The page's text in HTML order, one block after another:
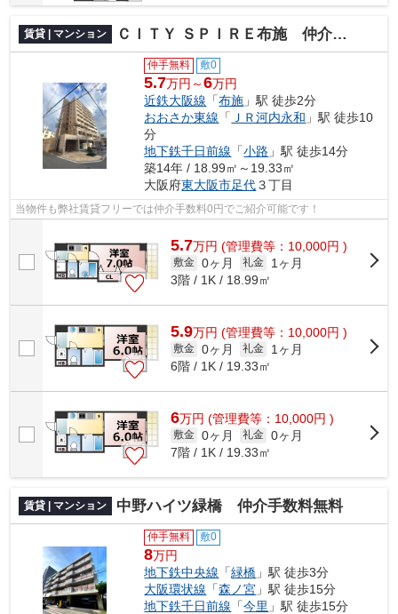
賃貸 | マンション ＣＩＴＹ ＳＰＩＲＥ布施 仲介手数料無料
仲手無料 敷0
5.7万円～6万円
近鉄大阪線 「布施 」駅 徒歩2分
おおさか東線 「 ＪＲ河内永和 」駅 徒歩10
分
地下鉄千日前線 「小路 」駅 徒歩14分
築14年 / 18.99㎡～19.33㎡
大阪府東大阪市足代３丁目
当物件も弊社賃貸フリーでは仲介手数料0円でご紹介可能です！
5.7万円 (管理費等：10,000円 )
敷金 0ヶ月 礼金
1ヶ月
3階 / 1K / 18.99㎡
5.9万円 (管理費等：10,000円 )
敷金 0ヶ月 礼金
1ヶ月
6階 / 1K / 19.33㎡
6万円 (管理費等：10,000円 )
敷金 0ヶ月 礼金 0ヶ月
7階 / 1K / 19.33㎡
賃貸 | マンション 中野ハイツ緑橋 仲介手数料無料
仲手無料 敷0
8万円
地下鉄中央線 「緑橋 」駅 徒歩3分
大阪環状線 「森ノ宮 」駅 徒歩15分
地下鉄千日前線 「今里 」駅 徒歩15分